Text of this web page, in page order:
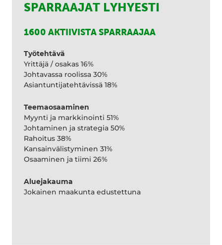
SPARRAAJAT LYHYESTI
1600 AKTIIVISTA SPARRAAJAA
Työtehtävä
Yrittäjä / osakas 16%
Johtavassa roolissa 30%
Asiantuntijatehtävissä 18%
Teemaosaaminen
Myynti ja markkinointi 51%
Johtaminen ja strategia 50%
Rahoitus 38%
Kansainvälistyminen 31%
Osaaminen ja tiimi 26%
Aluejakauma
Jokainen maakunta edustettuna